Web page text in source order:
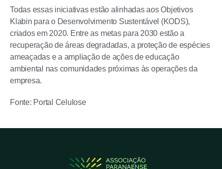
Todas essas iniciativas estão alinhadas aos Objetivos
Klabin para o Desenvolvimento Sustentável (KODS),
criados em 2020. Entre as metas para 2030 estão a
recuperação de áreas degradadas, a proteção de espécies
ameaçadas e a ampliação de ações de educação
ambiental nas comunidades próximas às operações da
empresa.
Fonte: Portal Celulose